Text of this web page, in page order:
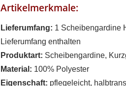
Artikelmerkmale:
Lieferumfang: 1 Scheibengardine
Lieferumfang enthalten
Produktart: Scheibengardine,
Material: 100% Polyester
Eigenschaft: pflegeleicht,